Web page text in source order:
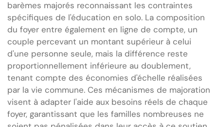
barèmes majorés reconnaissant les contraintes
spécifiques de l'éducation en solo. La composition
du foyer entre également en ligne de compte, un
couple percevant un montant supérieur à celui
d'une personne seule, mais la différence reste
proportionnellement inférieure au doublement,
tenant compte des économies d'échelle réalisées
par la vie commune. Ces mécanismes de majoration
visent à adapter l'aide aux besoins réels de chaque
foyer, garantissant que les familles nombreuses ne